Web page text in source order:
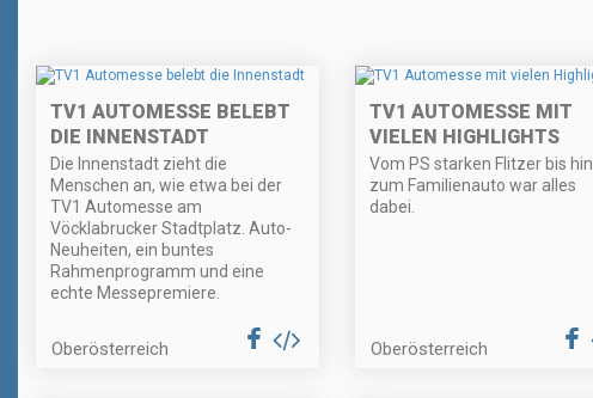
TV1 AUTOMESSE BELEBT
DIE INNENSTADT
Die Innenstadt zieht die
Menschen an, wie etwa bei der
TV1 Automesse am
Vöcklabrucker Stadtplatz. Auto-
Neuheiten, ein buntes
Rahmenprogramm und eine
echte Messepremiere.
Oberösterreich
TV1 AUTOMESSE MIT
VIELEN HIGHLIGHTS
Vom PS starken Flitzer bis hin
zum Familienauto war alles
dabei.
Oberösterreich